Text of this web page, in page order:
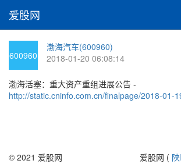
爱股网
600960
渤海汽车(600960)
2018-01-20 06:08:14
渤海活塞：重大资产重组进展公告 -
http://static.cninfo.com.cn/finalpage/2018-01-
© 2021 爱股网 爱股网 (